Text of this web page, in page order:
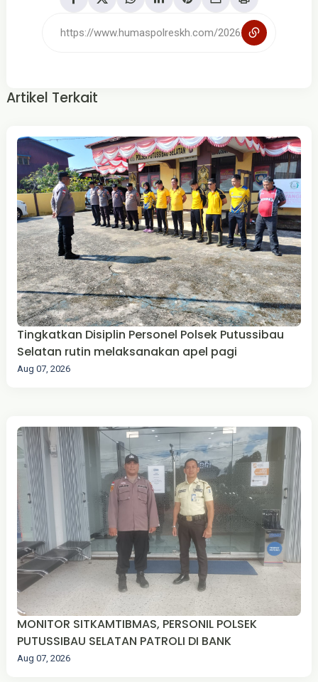
Artikel Terkait
Tingkatkan Disiplin Personel Polsek Putussibau
Selatan rutin melaksanakan apel pagi
Aug 07, 2026
MONITOR SITKAMTIBMAS, PERSONIL POLSEK
PUTUSSIBAU SELATAN PATROLI DI BANK
Aug 07, 2026